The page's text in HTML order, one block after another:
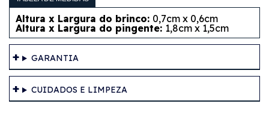
Altura x Largura do brinco: 0,7cm x 0,6cm
Altura x Largura do pingente: 1,8cm x 1,5cm
GARANTIA
CUIDADOS E LIMPEZA